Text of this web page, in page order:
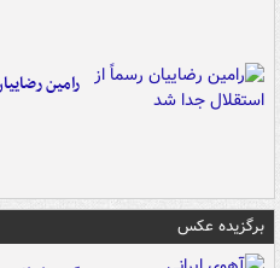
رامین
برگزیده عکس